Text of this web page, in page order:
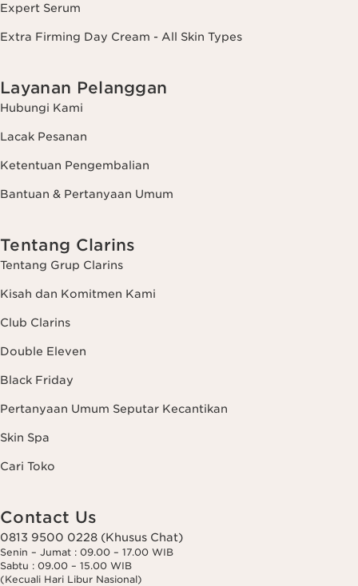
Expert Serum
Extra Firming Day Cream - All Skin Types
Layanan Pelanggan
Hubungi Kami
Lacak Pesanan
Ketentuan Pengembalian
Bantuan & Pertanyaan Umum
Tentang Clarins
Tentang Grup Clarins
Kisah dan Komitmen Kami
Club Clarins
Double Eleven
Black Friday
Pertanyaan Umum Seputar Kecantikan
Skin Spa
Cari Toko
Contact Us
0813 9500 0228 (Khusus Chat)
Senin – Jumat : 09.00 – 17.00 WIB
Sabtu : 09.00 – 15.00 WIB
(Kecuali Hari Libur Nasional)